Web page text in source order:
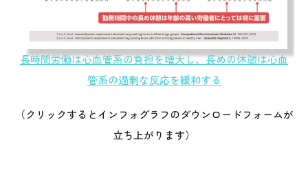
長時間労働は心血管系の負担を増大し、長めの休憩は心血
管系の過剰な反応を緩和する
（クリックするとインフォグラフのダウンロードフォームが
立ち上がります）